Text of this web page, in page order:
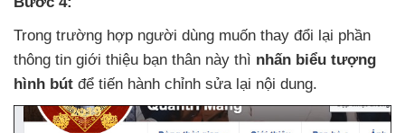
Trong trường hợp người dùng muốn thay đổi lại phần
thông tin giới thiệu bạn thân này thì nhấn biểu tượng
hình bút để tiến hành chỉnh sửa lại nội dung.